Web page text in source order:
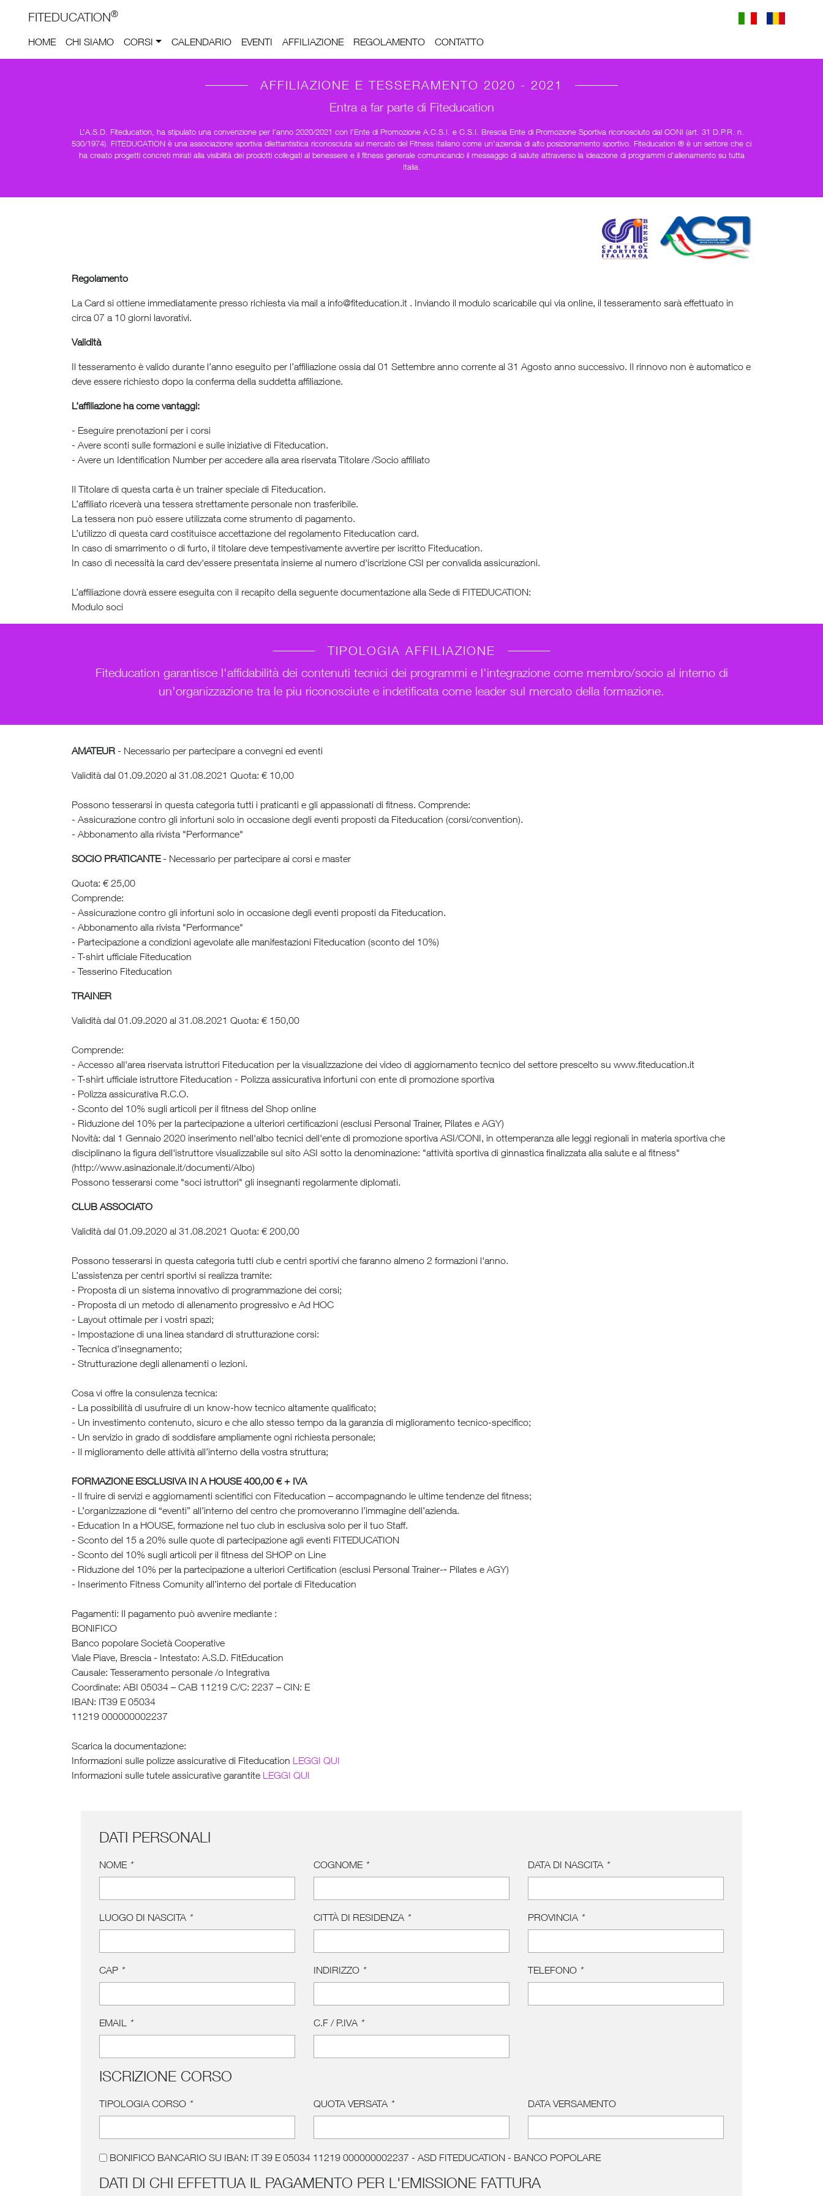
FITEDUCATION®
HOME CHI SIAMO CORSI CALENDARIO EVENTI AFFILIAZIONE REGOLAMENTO CONTATTO
AFFILIAZIONE E TESSERAMENTO 2020 - 2021
Entra a far parte di Fiteducation
L’A.S.D. Fiteducation, ha stipulato una convenzione per l’anno 2020/2021 con l’Ente di Promozione A.C.S.I. e C.S.I. Brescia Ente di Promozione Sportiva riconosciuto dal CONI (art. 31 D.P.R. n.
530/1974). FITEDUCATION è una associazione sportiva dilettantistica riconosciuta sul mercato del Fitness Italiano come un'azienda di alto posizionamento sportivo. Fiteducation ® è un settore che ci
ha creato progetti concreti mirati alla visibilità dei prodotti collegati al benessere e il fitness generale comunicando il messaggio di salute attraverso la ideazione di programmi d’allenamento su tutta
Italia.
Regolamento
La Card si ottiene immediatamente presso richiesta via mail a info@fiteducation.it . Inviando il modulo scaricabile qui via online, il tesseramento sarà effettuato in
circa 07 a 10 giorni lavorativi.
Validità
Il tesseramento è valido durante l’anno eseguito per l’affiliazione ossia dal 01 Settembre anno corrente al 31 Agosto anno successivo. Il rinnovo non è automatico e
deve essere richiesto dopo la conferma della suddetta affiliazione.
L’affiliazione ha come vantaggi:
- Eseguire prenotazioni per i corsi
- Avere sconti sulle formazioni e sulle iniziative di Fiteducation.
- Avere un Identification Number per accedere alla area riservata Titolare /Socio affiliato
Il Titolare di questa carta è un trainer speciale di Fiteducation.
L’affiliato riceverà una tessera strettamente personale non trasferibile.
La tessera non può essere utilizzata come strumento di pagamento.
L’utilizzo di questa card costituisce accettazione del regolamento Fiteducation card.
In caso di smarrimento o di furto, il titolare deve tempestivamente avvertire per iscritto Fiteducation.
In caso di necessità la card dev'essere presentata insieme al numero d'iscrizione CSI per convalida assicurazioni.
L’affiliazione dovrà essere eseguita con il recapito della seguente documentazione alla Sede di FITEDUCATION:
Modulo soci
TIPOLOGIA AFFILIAZIONE
Fiteducation garantisce l'affidabilità dei contenuti tecnici dei programmi e l'integrazione come membro/socio al interno di
un'organizzazione tra le piu riconosciute e indetificata come leader sul mercato della formazione.
AMATEUR - Necessario per partecipare a convegni ed eventi
Validità dal 01.09.2020 al 31.08.2021 Quota: € 10,00
Possono tesserarsi in questa categoria tutti i praticanti e gli appassionati di fitness. Comprende:
- Assicurazione contro gli infortuni solo in occasione degli eventi proposti da Fiteducation (corsi/convention).
- Abbonamento alla rivista "Performance"
SOCIO PRATICANTE- Necessario per partecipare ai corsi e master
Quota: € 25,00
Comprende:
- Assicurazione contro gli infortuni solo in occasione degli eventi proposti da Fiteducation.
- Abbonamento alla rivista "Performance"
- Partecipazione a condizioni agevolate alle manifestazioni Fiteducation (sconto del 10%)
- T-shirt ufficiale Fiteducation
- Tesserino Fiteducation
TRAINER
Validità dal 01.09.2020 al 31.08.2021 Quota: € 150,00
Comprende:
- Accesso all'area riservata istruttori Fiteducation per la visualizzazione dei video di aggiornamento tecnico del settore prescelto su www.fiteducation.it
- T-shirt ufficiale istruttore Fiteducation - Polizza assicurativa infortuni con ente di promozione sportiva
- Polizza assicurativa R.C.O.
- Sconto del 10% sugli articoli per il fitness del Shop online
- Riduzione del 10% per la partecipazione a ulteriori certificazioni (esclusi Personal Trainer, Pilates e AGY)
Novità: dal 1 Gennaio 2020 inserimento nell'albo tecnici dell'ente di promozione sportiva ASI/CONI, in ottemperanza alle leggi regionali in materia sportiva che
disciplinano la figura dell'istruttore visualizzabile sul sito ASI sotto la denominazione: "attività sportiva di ginnastica finalizzata alla salute e al fitness"
(http://www.asinazionale.it/documenti/Albo)
Possono tesserarsi come "soci istruttori" gli insegnanti regolarmente diplomati.
CLUB ASSOCIATO
Validità dal 01.09.2020 al 31.08.2021 Quota: € 200,00
Possono tesserarsi in questa categoria tutti club e centri sportivi che faranno almeno 2 formazioni l'anno.
L’assistenza per centri sportivi si realizza tramite:
- Proposta di un sistema innovativo di programmazione dei corsi;
- Proposta di un metodo di allenamento progressivo e Ad HOC
- Layout ottimale per i vostri spazi;
- Impostazione di una linea standard di strutturazione corsi:
- Tecnica d’insegnamento;
- Strutturazione degli allenamenti o lezioni.
Cosa vi offre la consulenza tecnica:
- La possibilità di usufruire di un know-how tecnico altamente qualificato;
- Un investimento contenuto, sicuro e che allo stesso tempo da la garanzia di miglioramento tecnico-specifico;
- Un servizio in grado di soddisfare ampliamente ogni richiesta personale;
- Il miglioramento delle attività all’interno della vostra struttura;
FORMAZIONE ESCLUSIVA IN A HOUSE 400,00 € + IVA
- Il fruire di servizi e aggiornamenti scientifici con Fiteducation – accompagnando le ultime tendenze del fitness;
- L’organizzazione di “eventi” all’interno del centro che promoveranno l’immagine dell’azienda.
- Education In a HOUSE, formazione nel tuo club in esclusiva solo per il tuo Staff.
- Sconto del 15 a 20% sulle quote di partecipazione agli eventi FITEDUCATION
- Sconto del 10% sugli articoli per il fitness del SHOP on Line
- Riduzione del 10% per la partecipazione a ulteriori Certification (esclusi Personal Trainer-­‐ Pilates e AGY)
- Inserimento Fitness Comunity all’interno del portale di Fiteducation
Pagamenti: Il pagamento può avvenire mediante :
BONIFICO
Banco popolare Società Cooperative
Viale Piave, Brescia - Intestato: A.S.D. FitEducation
Causale: Tesseramento personale /o Integrativa
Coordinate: ABI 05034 – CAB 11219 C/C: 2237 – CIN: E
IBAN: IT39 E 05034
11219 000000002237
Scarica la documentazione:
Informazioni sulle polizze assicurative di Fiteducation LEGGI QUI
Informazioni sulle tutele assicurative garantite LEGGI QUI
DATI PERSONALI
NOME * COGNOME * DATA DI NASCITA *
LUOGO DI NASCITA * CITTÀ DI RESIDENZA * PROVINCIA *
CAP * INDIRIZZO * TELEFONO *
EMAIL * C.F / P.IVA *
ISCRIZIONE CORSO
TIPOLOGIA CORSO * QUOTA VERSATA * DATA VERSAMENTO
BONIFICO BANCARIO SU IBAN: IT 39 E 05034 11219 000000002237 - ASD FITEDUCATION - BANCO POPOLARE
DATI DI CHI EFFETTUA IL PAGAMENTO PER L'EMISSIONE FATTURA